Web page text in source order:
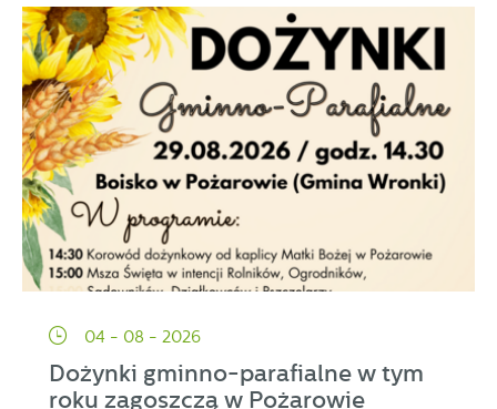
04 - 08 - 2026
Dożynki gminno-parafialne w tym
roku zagoszczą w Pożarowie